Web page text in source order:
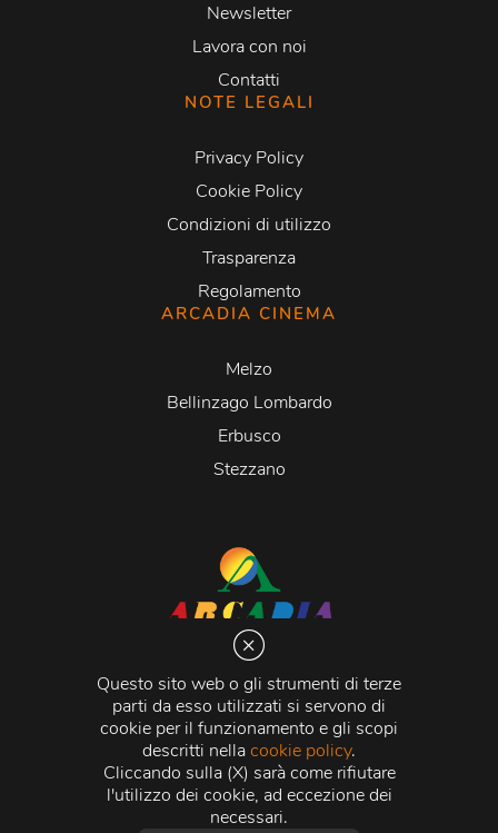
Questo sito web o gli strumenti di terze
parti da esso utilizzati si servono di
cookie per il funzionamento e gli scopi
descritti nellacookie policy.
Cliccando sulla (X) sarà come rifiutare
l'utilizzo dei cookie, ad eccezione dei
necessari.
Newsletter
Lavora con noi
Contatti
NOTE LEGALI
Privacy Policy
Cookie Policy
Condizioni di utilizzo
Trasparenza
Regolamento
ARCADIA CINEMA
Melzo
Bellinzago Lombardo
Erbusco
Stezzano
Via Martiri della Libertà 20066 Melzo (MI)
C.C.I.A.A. - R.E.A di Milano n. 1427910
Registro delle Imprese di Milano n. 338392 -
Fiscale e Partita Iva11015840157 | Capitale Sociale
500.000,00 i.v.
Credits:Crea Informatica S.r.l. 2026 © Tutti i diritti
riservati.